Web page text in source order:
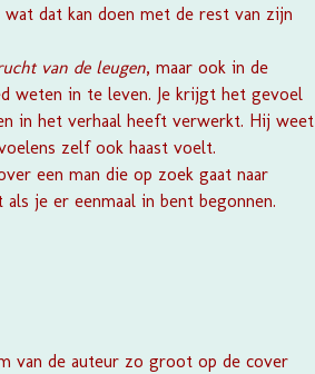
dat kan doen met de rest van zijn
van de leugen, maar ook in de
weten in te leven. Je krijgt het gevoel
in het verhaal heeft verwerkt. Hij weet
zelf ook haast voelt.
een man die op zoek gaat naar
je er eenmaal in bent begonnen.
van de auteur zo groot op de cover